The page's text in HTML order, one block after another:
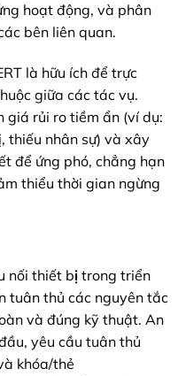
hoạt động, và phân
bên liên quan.
là hữu ích để trực
giữa các tác vụ.
giá rủi ro tiềm ẩn (ví dụ:
thiếu nhân sự) và xây
để ứng phó, chẳng hạn
thiểu thời gian ngừng
nối thiết bị trong triển
tuân thủ các nguyên tắc
và đúng kỹ thuật. An
yêu cầu tuân thủ
khóa/thẻ